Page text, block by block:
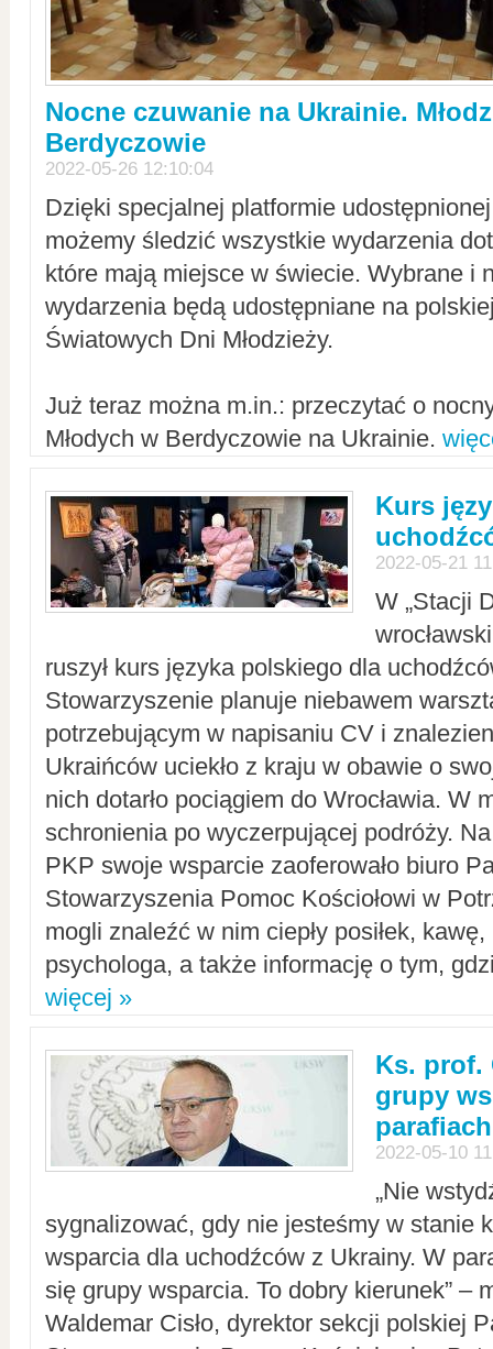
Nocne czuwanie na Ukrainie.
Berdyczowie
2022-05-26 12:10:04
Dzięki specjalnej platformie
możemy śledzić wszystkie wydarzenia
które mają miejsce w świecie. Wybrane i
wydarzenia będą udostępniane na
Światowych Dni Młodzieży.
Już teraz można m.in.: przeczytać o
Młodych w Berdyczowie na Ukrainie.
Kurs
2022-05-21
W „Stacji
ruszył kurs języka polskiego dla
Stowarzyszenie planuje niebawem
potrzebującym w napisaniu CV i
Ukraińców uciekło z kraju w obawie o
nich dotarło pociągiem do Wrocławia. W
schronienia po wyczerpującej podróży.
PKP swoje wsparcie zaoferowało biuro
Stowarzyszenia Pomoc Kościołowi w
mogli znaleźć w nim ciepły posiłek,
psychologa, a także informację o tym,
więcej »
Ks. prof.
grupy
parafiach
2022-05-10
„Nie
sygnalizować, gdy nie jesteśmy w stanie
wsparcia dla uchodźców z Ukrainy. W
się grupy wsparcia. To dobry kierunek” –
Waldemar Cisło, dyrektor sekcji polskiej